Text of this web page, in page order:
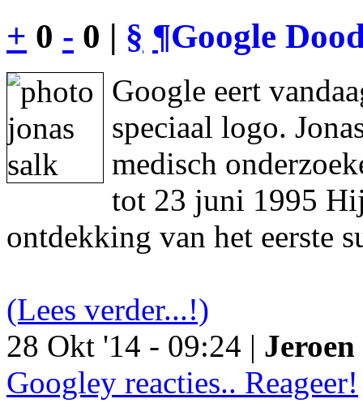
+ 0 - 0 | § ¶Google
Google eert
speciaal logo.
medisch
tot 23 juni 1995
ontdekking van het eerste
(Lees verder...!)
28 Okt '14 - 09:24 |
Googley reacties.. Reageer!